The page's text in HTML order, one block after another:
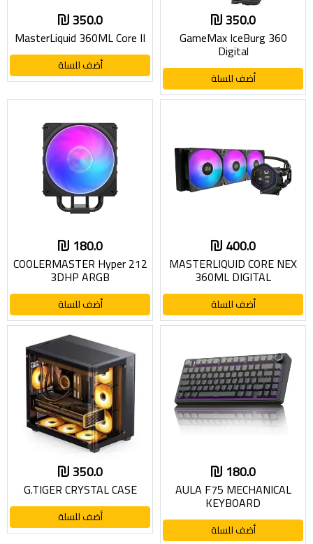
350.0
GameMax IceBurg 360
Digital
أضف للسلة
350.0
MasterLiquid 360ML Core II
أضف للسلة
400.0
MASTERLIQUID CORE NEX
360ML DIGITAL
أضف للسلة
180.0
COOLERMASTER Hyper 212
3DHP ARGB
أضف للسلة
180.0
AULA F75 MECHANICAL
KEYBOARD
أضف للسلة
350.0
G.TIGER CRYSTAL CASE
أضف للسلة